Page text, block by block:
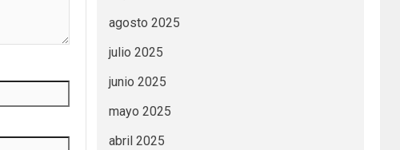
agosto 2025
julio 2025
junio 2025
mayo 2025
abril 2025